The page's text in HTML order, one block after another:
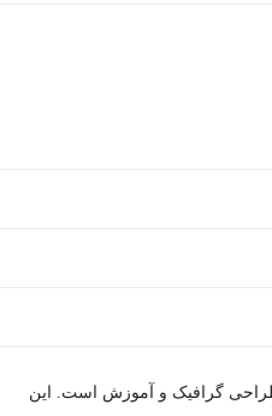
بیش از 21 سال در طراحی گرافیک و آموزش است. این